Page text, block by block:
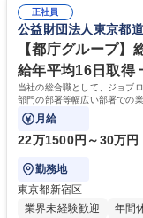
務人事】経験者歓迎！/阪
囲のメンバーと協調しつ
歴・資格 学歴：大学院
正社員
公益財団法人東京都
【都庁グループ】
給年平均16日取得
当社の総合職として、ジョブ
部門の部署等幅広い部署での
ております！ ※下記業務詳細
月給
22万1500円～30万円
勤務地
東京都新宿区
業界未経験歓迎
年間